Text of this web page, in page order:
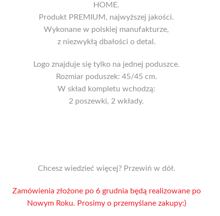
HOME.
Produkt PREMIUM, najwyższej jakości.
Wykonane w polskiej manufakturze,
z niezwykłą dbałości o detal.
Logo znajduje się tylko na jednej poduszce.
Rozmiar poduszek: 45/45 cm.
W skład kompletu wchodzą:
2 poszewki, 2 wkłady.
Chcesz wiedzieć więcej? Przewiń w dół.
Zamówienia złożone po 6 grudnia będą realizowane po
Nowym Roku. Prosimy o przemyślane zakupy:)